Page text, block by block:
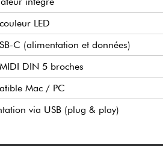
LED
C (alimentation et données)
DIN 5 broches
Mac / PC
via USB (plug & play)